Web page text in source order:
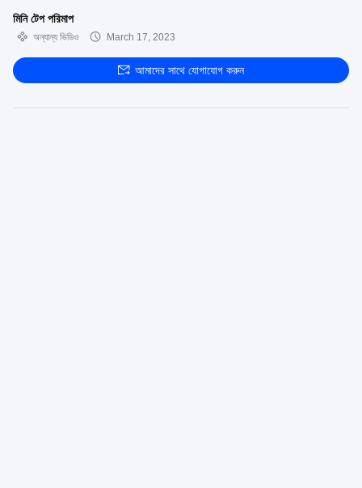
মিনি টেপ পরিমাপ
অন্যান্য ভিডিও March 17, 2023
আমাদের সাথে যোগাযোগ করুন